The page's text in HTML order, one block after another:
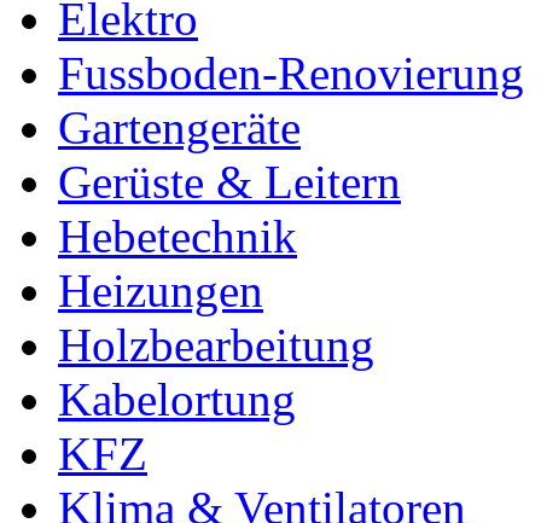
Elektro
Fussboden-Renovierung
Gartengeräte
Gerüste & Leitern
Hebetechnik
Heizungen
Holzbearbeitung
Kabelortung
KFZ
Klima & Ventilatoren